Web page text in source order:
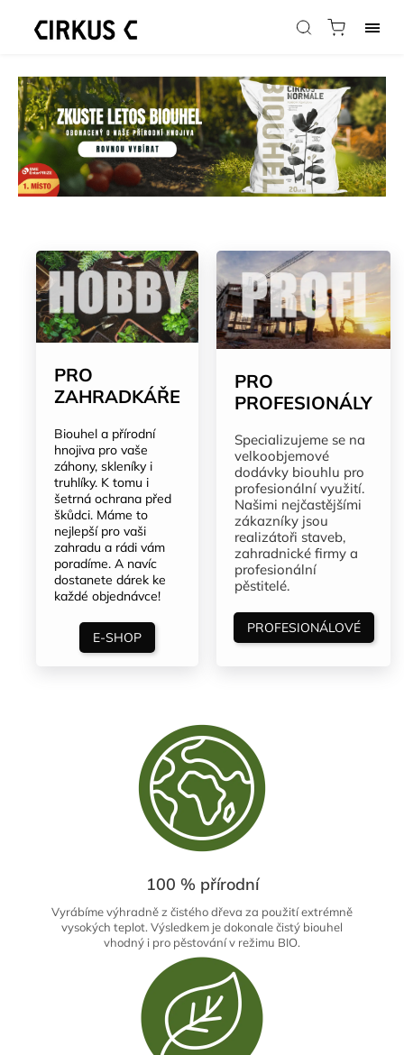
PRO
ZAHRADKÁŘE
Biouhel a přírodní
hnojiva pro vaše
záhony, skleníky i
truhlíky. K tomu i
šetrná ochrana před
škůdci. Máme to
nejlepší pro vaši
zahradu a rádi vám
poradíme. A navíc
dostanete dárek ke
každé objednávce!
E-SHOP
PRO
PROFESIONÁLY
Specializujeme se na
velkoobjemové
dodávky biouhlu pro
profesionální využití.
Našimi nejčastějšími
zákazníky jsou
realizátoři staveb,
zahradnické firmy a
profesionální
pěstitelé.
PROFESIONÁLOVÉ
100 % přírodní
Vyrábíme výhradně z čistého dřeva za použití extrémně
vysokých teplot. Výsledkem je dokonale čistý biouhel
vhodný i pro pěstování v režimu BIO.